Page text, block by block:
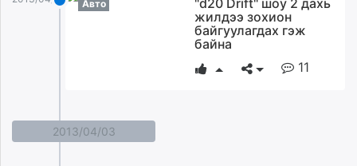
Авто
"d20 Drift" шоу 2 дахь
жилдээ зохион
байгуулагдах гэж
байна
11
2013/04/03